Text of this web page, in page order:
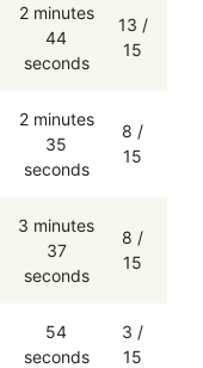
2 minutes
44
seconds
13 /
15
2 minutes
35
seconds
8 /
15
3 minutes
37
seconds
8 /
15
54
seconds
3 /
15